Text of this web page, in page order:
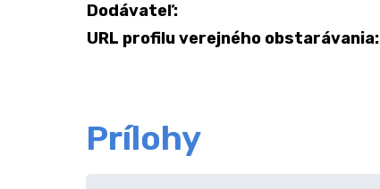
Dodávateľ:
URL profilu verejného obstarávania:
Prílohy